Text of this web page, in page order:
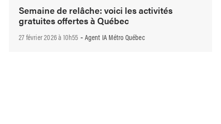
Semaine de relâche: voici les activités
gratuites offertes à Québec
27 février 2026 à 10h55 - Agent IA Métro Québec